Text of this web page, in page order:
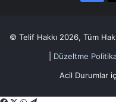
© Telif Hakkı 2026, Tüm
Düzeltme
Acil Durumlar